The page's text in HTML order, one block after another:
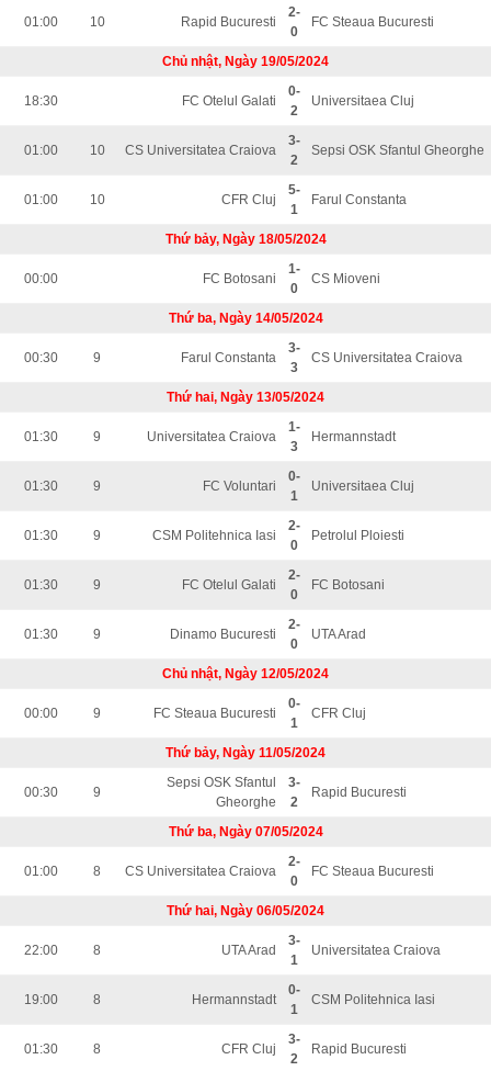
01:00 10 Rapid Bucuresti
2-
0
FC Steaua Bucuresti
Chủ nhật, Ngày 19/05/2024
18:30 FC Otelul Galati
0-
2
Universitaea Cluj
01:00 10 CS Universitatea Craiova
3-
2
Sepsi OSK Sfantul Gheorghe
01:00 10 CFR Cluj
5-
1
Farul Constanta
Thứ bảy, Ngày 18/05/2024
00:00 FC Botosani
1-
0
CS Mioveni
Thứ ba, Ngày 14/05/2024
00:30 9 Farul Constanta
3-
3
CS Universitatea Craiova
Thứ hai, Ngày 13/05/2024
01:30 9 Universitatea Craiova
1-
3
Hermannstadt
01:30 9 FC Voluntari
0-
1
Universitaea Cluj
01:30 9 CSM Politehnica Iasi
2-
0
Petrolul Ploiesti
01:30 9 FC Otelul Galati
2-
0
FC Botosani
01:30 9 Dinamo Bucuresti
2-
0
UTA Arad
Chủ nhật, Ngày 12/05/2024
00:00 9 FC Steaua Bucuresti
0-
1
CFR Cluj
Thứ bảy, Ngày 11/05/2024
00:30 9
Sepsi OSK Sfantul
Gheorghe
3-
2
Rapid Bucuresti
Thứ ba, Ngày 07/05/2024
01:00 8 CS Universitatea Craiova
2-
0
FC Steaua Bucuresti
Thứ hai, Ngày 06/05/2024
22:00 8 UTA Arad
3-
1
Universitatea Craiova
19:00 8 Hermannstadt
0-
1
CSM Politehnica Iasi
01:30 8 CFR Cluj
3-
2
Rapid Bucuresti